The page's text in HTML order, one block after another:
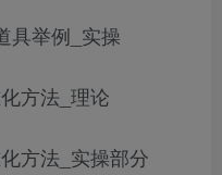
具举例_实操
方法_理论
方法_实操部分